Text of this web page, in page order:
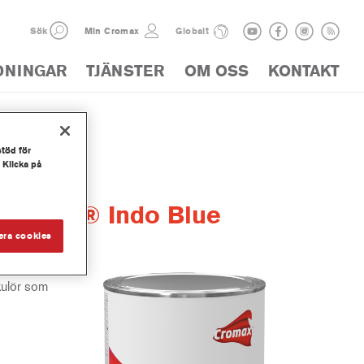
Sök Min Cromax Globalt
TJÄNSTER OM OSS KONTAKT
Indo Blue
som
för
på
cookies